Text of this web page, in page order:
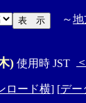
～地
) 使用時 JST
ロード横] [デー